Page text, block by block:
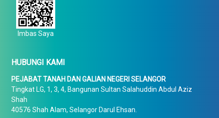
Imbas Saya
HUBUNGI KAMI
PEJABAT TANAH DAN GALIAN NEGERI SELANGOR
Tingkat LG, 1, 3, 4, Bangunan Sultan Salahuddin Abdul Aziz
Shah
40576 Shah Alam, Selangor Darul Ehsan.